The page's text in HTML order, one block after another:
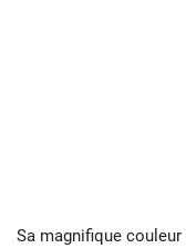
Sa magnifique